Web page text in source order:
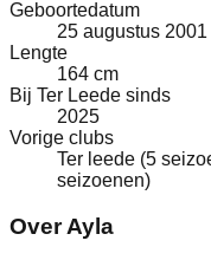
Geboortedatum
25 augustus 2001
Lengte
164 cm
Bij Ter Leede sinds
2025
Vorige clubs
Ter leede (5
seizoenen)
Over Ayla